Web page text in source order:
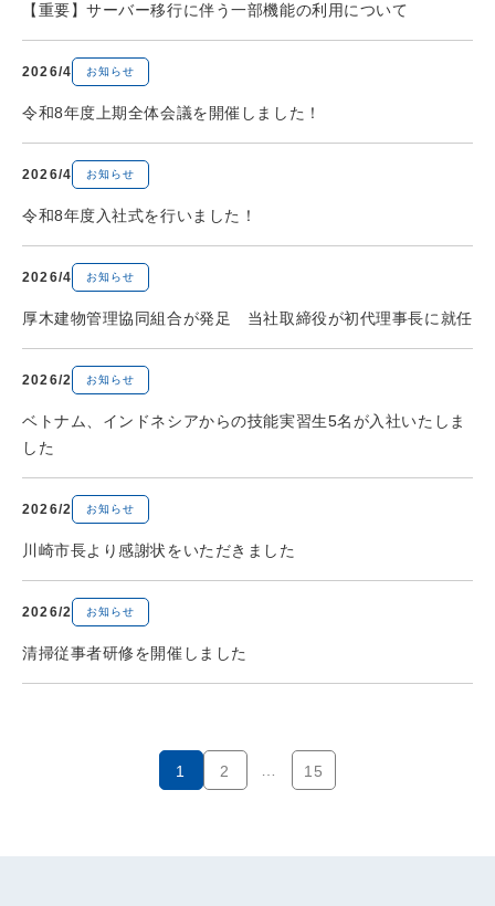
【重要】サーバー移行に伴う一部機能の利用について
2026/4 お知らせ
令和8年度上期全体会議を開催しました！
2026/4 お知らせ
令和8年度入社式を行いました！
2026/4 お知らせ
厚木建物管理協同組合が発足 当社取締役が初代理事長に就任
2026/2 お知らせ
ベトナム、インドネシアからの技能実習生5名が入社いたしま
した
2026/2 お知らせ
川崎市長より感謝状をいただきました
2026/2 お知らせ
清掃従事者研修を開催しました
1 2 15